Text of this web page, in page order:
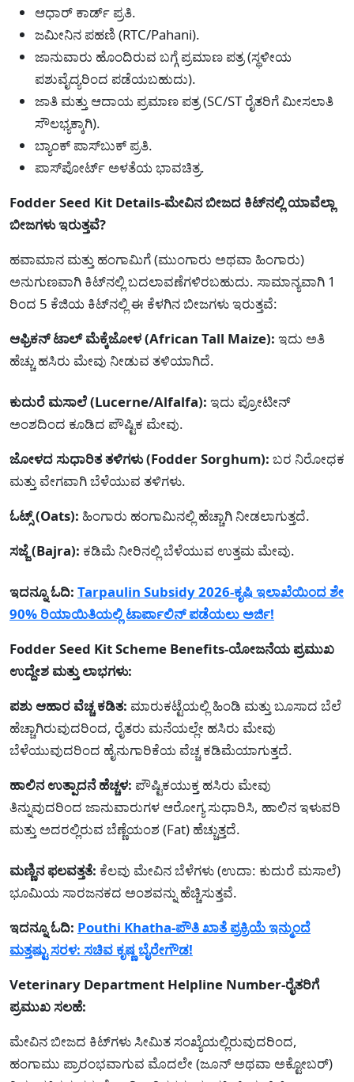
ಆಧಾರ್ ಕಾರ್ಡ್ ಪ್ರತಿ.
ಜಮೀನಿನ ಪಹಣಿ (RTC/Pahani).
ಜಾನುವಾರು ಹೊಂದಿರುವ ಬಗ್ಗೆ ಪ್ರಮಾಣ ಪತ್ರ (ಸ್ಥಳೀಯ
ಪಶುವೈದ್ಯರಿಂದ ಪಡೆಯಬಹುದು).
ಜಾತಿ ಮತ್ತು ಆದಾಯ ಪ್ರಮಾಣ ಪತ್ರ (SC/ST ರೈತರಿಗೆ ಮೀಸಲಾತಿ
ಸೌಲಭ್ಯಕ್ಕಾಗಿ).
ಬ್ಯಾಂಕ್ ಪಾಸ್‌ಬುಕ್ ಪ್ರತಿ.
ಪಾಸ್‌ಪೋರ್ಟ್ ಅಳತೆಯ ಭಾವಚಿತ್ರ.
Fodder Seed Kit Details-ಮೇವಿನ ಬೀಜದ ಕಿಟ್‌ನಲ್ಲಿ ಯಾವೆಲ್ಲಾ
ಬೀಜಗಳು ಇರುತ್ತವೆ?
ಹವಾಮಾನ ಮತ್ತು ಹಂಗಾಮಿಗೆ (ಮುಂಗಾರು ಅಥವಾ ಹಿಂಗಾರು)
ಅನುಗುಣವಾಗಿ ಕಿಟ್‌ನಲ್ಲಿ ಬದಲಾವಣೆಗಳಿರಬಹುದು. ಸಾಮಾನ್ಯವಾಗಿ 1
ರಿಂದ 5 ಕೆಜಿಯ ಕಿಟ್‌ನಲ್ಲಿ ಈ ಕೆಳಗಿನ ಬೀಜಗಳು ಇರುತ್ತವೆ:
ಆಫ್ರಿಕನ್ ಟಾಲ್ ಮೆಕ್ಕೆಜೋಳ (African Tall Maize): ಇದು ಅತಿ
ಹೆಚ್ಚು ಹಸಿರು ಮೇವು ನೀಡುವ ತಳಿಯಾಗಿದೆ.
ಕುದುರೆ ಮಸಾಲೆ (Lucerne/Alfalfa): ಇದು ಪ್ರೋಟೀನ್
ಅಂಶದಿಂದ ಕೂಡಿದ ಪೌಷ್ಟಿಕ ಮೇವು.
ಜೋಳದ ಸುಧಾರಿತ ತಳಿಗಳು (Fodder Sorghum): ಬರ ನಿರೋಧಕ
ಮತ್ತು ವೇಗವಾಗಿ ಬೆಳೆಯುವ ತಳಿಗಳು.
ಓಟ್ಸ್ (Oats): ಹಿಂಗಾರು ಹಂಗಾಮಿನಲ್ಲಿ ಹೆಚ್ಚಾಗಿ ನೀಡಲಾಗುತ್ತದೆ.
ಸಜ್ಜೆ (Bajra): ಕಡಿಮೆ ನೀರಿನಲ್ಲಿ ಬೆಳೆಯುವ ಉತ್ತಮ ಮೇವು.
ಇದನ್ನೂ ಓದಿ: Tarpaulin Subsidy 2026-ಕೃಷಿ ಇಲಾಖೆಯಿಂದ ಶೇ
90% ರಿಯಾಯಿತಿಯಲ್ಲಿ ಟಾರ್ಪಾಲಿನ್ ಪಡೆಯಲು ಅರ್ಜಿ!
Fodder Seed Kit Scheme Benefits-ಯೋಜನೆಯ ಪ್ರಮುಖ
ಉದ್ದೇಶ ಮತ್ತು ಲಾಭಗಳು:
ಪಶು ಆಹಾರ ವೆಚ್ಚ ಕಡಿತ: ಮಾರುಕಟ್ಟೆಯಲ್ಲಿ ಹಿಂಡಿ ಮತ್ತು ಬೂಸಾದ ಬೆಲೆ
ಹೆಚ್ಚಾಗಿರುವುದರಿಂದ, ರೈತರು ಮನೆಯಲ್ಲೇ ಹಸಿರು ಮೇವು
ಬೆಳೆಯುವುದರಿಂದ ಹೈನುಗಾರಿಕೆಯ ವೆಚ್ಚ ಕಡಿಮೆಯಾಗುತ್ತದೆ.
ಹಾಲಿನ ಉತ್ಪಾದನೆ ಹೆಚ್ಚಳ: ಪೌಷ್ಟಿಕಯುಕ್ತ ಹಸಿರು ಮೇವು
ತಿನ್ನುವುದರಿಂದ ಜಾನುವಾರುಗಳ ಆರೋಗ್ಯ ಸುಧಾರಿಸಿ, ಹಾಲಿನ ಇಳುವರಿ
ಮತ್ತು ಅದರಲ್ಲಿರುವ ಬೆಣ್ಣೆಯಂಶ (Fat) ಹೆಚ್ಚುತ್ತದೆ.
ಮಣ್ಣಿನ ಫಲವತ್ತತೆ: ಕೆಲವು ಮೇವಿನ ಬೆಳೆಗಳು (ಉದಾ: ಕುದುರೆ ಮಸಾಲೆ)
ಭೂಮಿಯ ಸಾರಜನಕದ ಅಂಶವನ್ನು ಹೆಚ್ಚಿಸುತ್ತವೆ.
ಇದನ್ನೂ ಓದಿ: Pouthi Khatha-ಪೌತಿ ಖಾತೆ ಪ್ರಕ್ರಿಯೆ ಇನ್ಮುಂದೆ
ಮತ್ತಷ್ಟು ಸರಳ: ಸಚಿವ ಕೃಷ್ಣ ಬೈರೇಗೌಡ!
Veterinary Department Helpline Number-ರೈತರಿಗೆ
ಪ್ರಮುಖ ಸಲಹೆ:
ಮೇವಿನ ಬೀಜದ ಕಿಟ್‌ಗಳು ಸೀಮಿತ ಸಂಖ್ಯೆಯಲ್ಲಿರುವುದರಿಂದ,
ಹಂಗಾಮು ಪ್ರಾರಂಭವಾಗುವ ಮೊದಲೇ (ಜೂನ್ ಅಥವಾ ಅಕ್ಟೋಬರ್)